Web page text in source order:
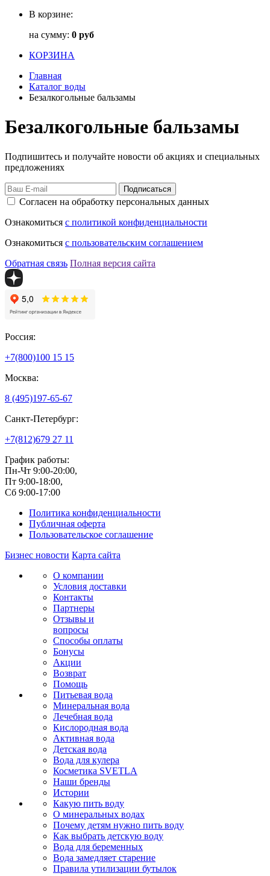
В корзине:
на сумму: 0 руб
КОРЗИНА
Главная
Каталог воды
Безалкогольные бальзамы
Безалкогольные бальзамы
Подпишитесь и получайте новости об акциях и специальных
предложениях
Подписаться
Согласен на обработку персональных данных
Ознакомиться с политикой конфиденциальности
Ознакомиться с пользовательским соглашением
Обратная связь Полная версия сайта
Россия:
+7(800)100 15 15
Москва:
8 (495)197-65-67
Санкт-Петербург:
+7(812)679 27 11
График работы:
Пн-Чт 9:00-20:00,
Пт 9:00-18:00,
Сб 9:00-17:00
Политика конфиденциальности
Публичная оферта
Пользовательское соглашение
Бизнес новости Карта сайта
О компании
Условия доставки
Контакты
Партнеры
Отзывы и
вопросы
Способы оплаты
Бонусы
Акции
Возврат
Помощь
Питьевая вода
Минеральная вода
Лечебная вода
Кислородная вода
Активная вода
Детская вода
Вода для кулера
Косметика SVETLA
Наши бренды
Истории
Какую пить воду
О минеральных водах
Почему детям нужно пить воду
Как выбрать детскую воду
Вода для беременных
Вода замедляет старение
Правила утилизации бутылок